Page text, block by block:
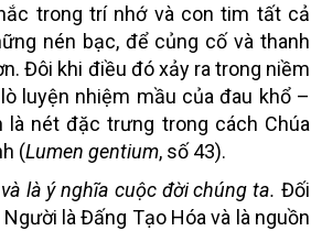
trong trí nhớ và con tim tất cả
nén bạc, để củng cố và thanh
Đôi khi điều đó xảy ra trong niềm
luyện nhiệm mầu của đau khổ –
là nét đặc trưng trong cách Chúa
(Lumen gentium, số 43).
là ý nghĩa cuộc đời chúng ta. Đối
là Đấng Tạo Hóa và là nguồn